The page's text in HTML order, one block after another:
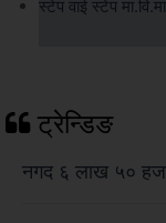
ट्रेन्डिङ
नगद ६ लाख ५०